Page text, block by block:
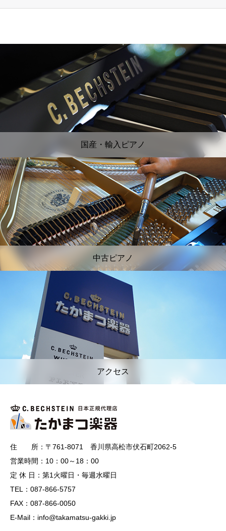
国産・輸入ピアノ
中古ピアノ
アクセス
住 所：〒761-8071 香川県高松市伏石町2062-5
営業時間：10：00～18：00
定 休 日：第1火曜日・毎週水曜日
TEL：087-866-5757
FAX：087-866-0050
E-Mail：info@takamatsu-gakki.jp